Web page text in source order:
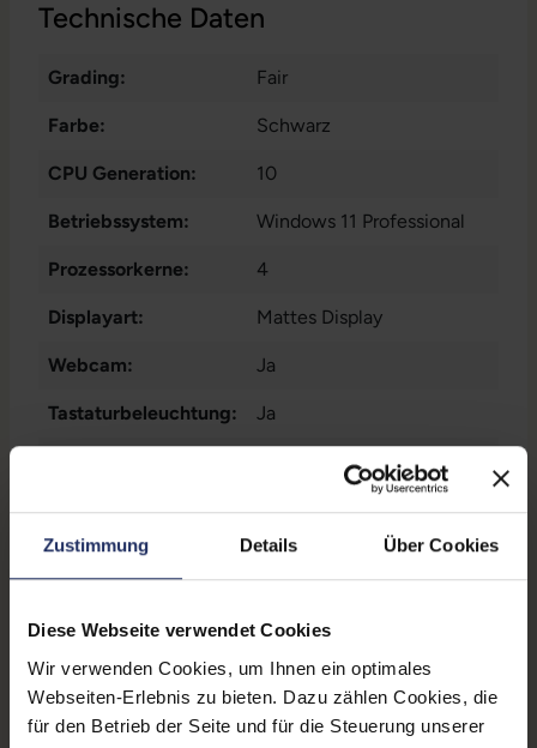
Zustimmung Details Über Cookies
Diese Webseite verwendet Cookies
Wir verwenden Cookies, um Ihnen ein optimales
Webseiten-Erlebnis zu bieten. Dazu zählen Cookies, die
für den Betrieb der Seite und für die Steuerung unserer
Technische Daten
Grading: Fair
Farbe: Schwarz
CPU Generation: 10
Betriebssystem: Windows 11 Professional
Prozessorkerne: 4
Displayart: Mattes Display
Webcam: Ja
Tastaturbeleuchtung: Ja
1x Audio / Mikrofon - 3.5
mm Combo, 1x Bluetooth
1x DisplayPort, 1x
Dockingstationanschluss,
1x HDMI, 1x LAN RJ-45, 1x
Thunderbolt
USB 3 Typ A
Mehr anzeigen
Displayauflösung: 1920 x 1080 FHD
Tastaturlayout:
Deutsch (QWERTZ) mit
Ziffernblock